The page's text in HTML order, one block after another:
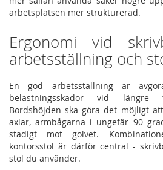
arbetsplatsen mer strukturerad.
Ergonomi vid
arbetsställning och
En god arbetsställning är
belastningsskador vid längre
Bordshöjden ska göra det möjligt
axlar, armbågarna i ungefär 90
stadigt mot golvet.
kontorsstol är därför central -
stol du använder.